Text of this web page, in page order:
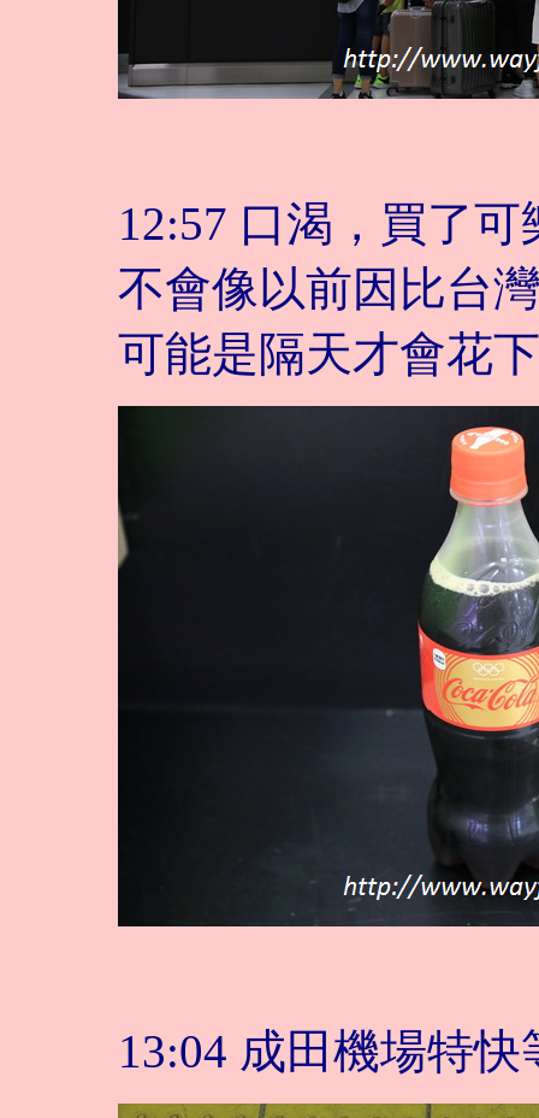
12:57 口渴，買了
不會像以前因比台
可能是隔天才會花
13:04 成田機場特快